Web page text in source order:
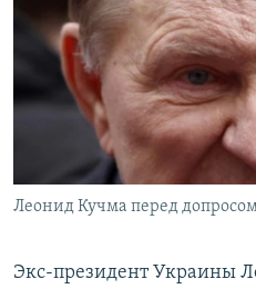
РАСПИСАНИЕ ВЕЩАНИЯ
ПОДПИШИТЕСЬ НА
СОЦИАЛЬНЫЕ СЕТИ
Все сайты РСЕ/РС
Леонид Кучма перед
Экс-президент Украины